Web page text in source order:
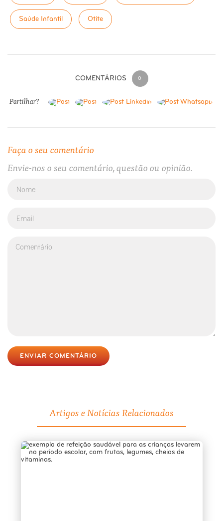
Saúde Infantil Otite
COMENTÁRIOS 0
Partilhar?
Faça o seu comentário
Envie-nos o seu comentário, questão ou opinião.
ENVIAR COMENTÁRIO
Artigos e Notícias Relacionados